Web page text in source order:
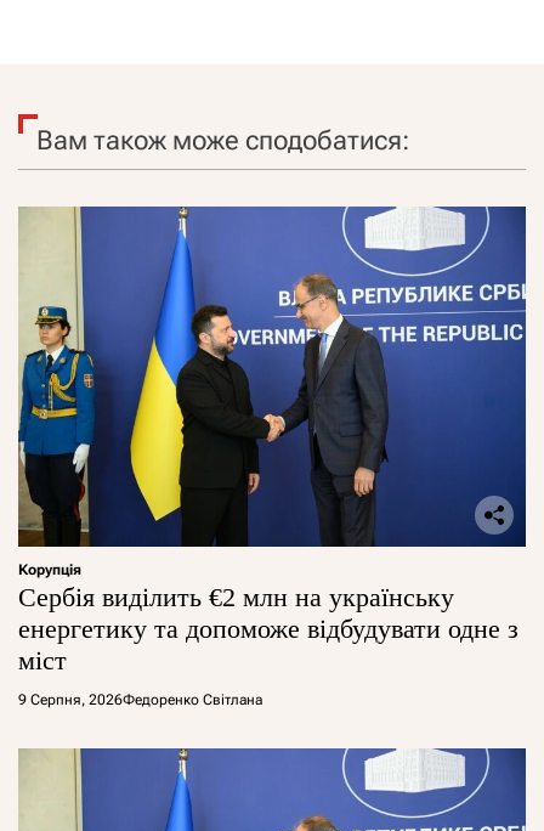
Вам також може сподобатися:
Корупція
Сербія виділить €2 млн на українську
енергетику та допоможе відбудувати одне з
міст
9 Серпня, 2026Федоренко Світлана